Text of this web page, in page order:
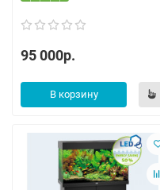
95 000р.
В корзину